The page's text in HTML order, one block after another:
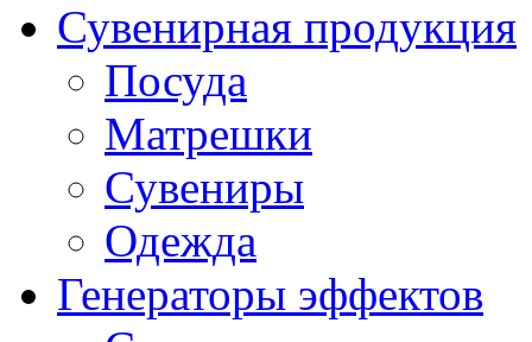
Сувенирная продукция
Посуда
Матрешки
Сувениры
Одежда
Генераторы эффектов